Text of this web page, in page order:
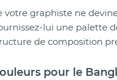
votre graphiste ne
lui une palette
de composition
pour le